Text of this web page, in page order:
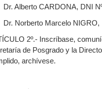
Alberto CARDONA, DNI Nº
Norberto Marcelo NIGRO,
2º.- Inscríbase,
de Posgrado y la
archívese.